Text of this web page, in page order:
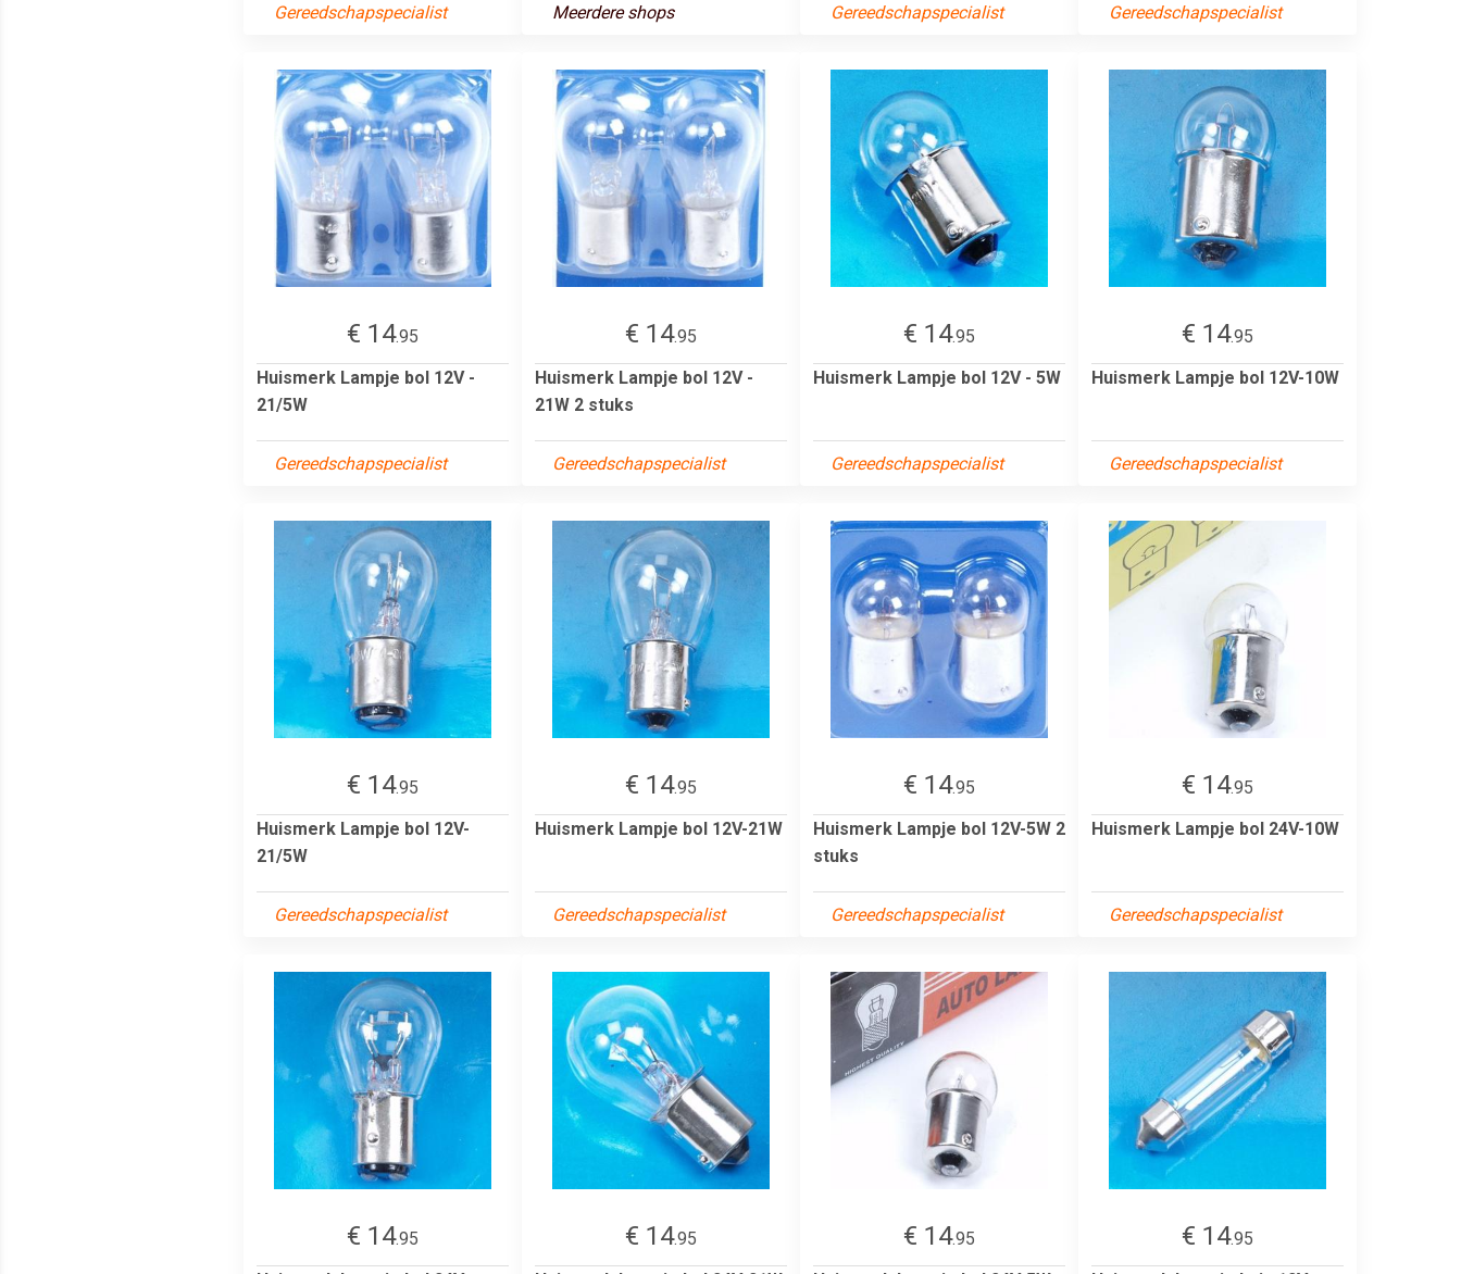
Gereedschapspecialist
Meerdere shops
Gereedschapspecialist Gereedschapspecialist
€ 14.95
Huismerk Lampje bol 12V -
21/5W
Gereedschapspecialist
€ 14.95
Huismerk Lampje bol 12V -
21W 2 stuks
Gereedschapspecialist
€ 14.95
Huismerk Lampje bol 12V - 5W
Gereedschapspecialist
€ 14.95
Huismerk Lampje bol 12V-10W
Gereedschapspecialist
€ 14.95
Huismerk Lampje bol 12V-
21/5W
Gereedschapspecialist
€ 14.95
Huismerk Lampje bol 12V-21W
Gereedschapspecialist
€ 14.95
Huismerk Lampje bol 12V-5W 2
stuks
Gereedschapspecialist
€ 14.95
Huismerk Lampje bol 24V-10W
Gereedschapspecialist
€ 14.95
€ 14.95
€ 14.95
€ 14.95